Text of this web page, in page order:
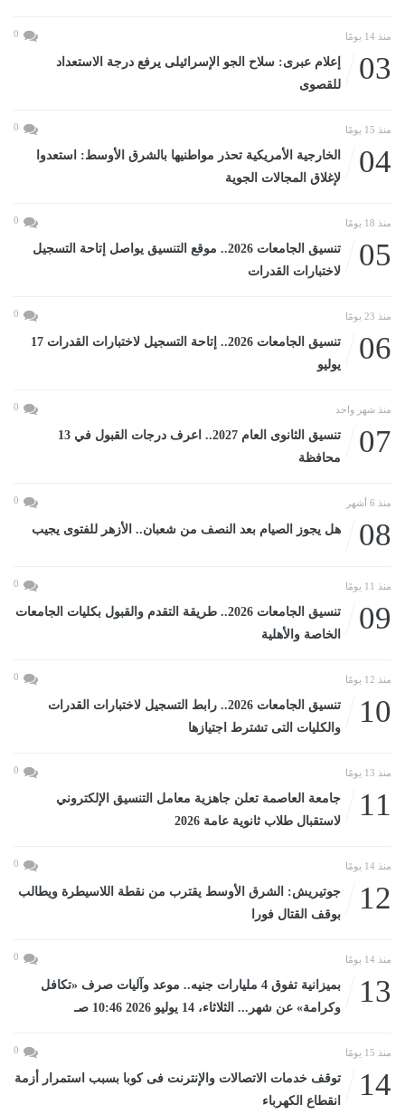
منذ 14 يومًا 0
03
إعلام عبرى: سلاح الجو الإسرائيلى يرفع درجة الاستعداد
للقصوى
منذ 15 يومًا 0
04
الخارجية الأمريكية تحذر مواطنيها بالشرق الأوسط: استعدوا
لإغلاق المجالات الجوية
منذ 18 يومًا 0
05
تنسيق الجامعات 2026.. موقع التنسيق يواصل إتاحة التسجيل
لاختبارات القدرات
منذ 23 يومًا 0
06
تنسيق الجامعات 2026.. إتاحة التسجيل لاختبارات القدرات 17
يوليو
منذ شهر واحد 0
07
تنسيق الثانوى العام 2027.. اعرف درجات القبول في 13
محافظة
منذ 6 أشهر 0
08 هل يجوز الصيام بعد النصف من شعبان.. الأزهر للفتوى يجيب
منذ 11 يومًا 0
09
تنسيق الجامعات 2026.. طريقة التقدم والقبول بكليات الجامعات
الخاصة والأهلية
منذ 12 يومًا 0
10
تنسيق الجامعات 2026.. رابط التسجيل لاختبارات القدرات
والكليات التى تشترط اجتيازها
منذ 13 يومًا 0
11
جامعة العاصمة تعلن جاهزية معامل التنسيق الإلكتروني
لاستقبال طلاب ثانوية عامة 2026
منذ 14 يومًا 0
12
جوتيريش: الشرق الأوسط يقترب من نقطة اللاسيطرة ويطالب
بوقف القتال فورا
منذ 14 يومًا 0
13
بميزانية تفوق 4 مليارات جنيه.. موعد وآليات صرف «تكافل
وكرامة» عن شهر... الثلاثاء، 14 يوليو 2026 10:46 صـ
منذ 15 يومًا 0
14
توقف خدمات الاتصالات والإنترنت فى كوبا بسبب استمرار أزمة
انقطاع الكهرباء